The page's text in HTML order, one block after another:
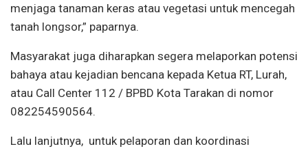
menjaga tanaman keras atau vegetasi untuk mencegah
tanah longsor,” paparnya.
Masyarakat juga diharapkan segera melaporkan potensi
bahaya atau kejadian bencana kepada Ketua RT, Lurah,
atau Call Center 112 / BPBD Kota Tarakan di nomor
082254590564.
Lalu lanjutnya, untuk pelaporan dan koordinasi